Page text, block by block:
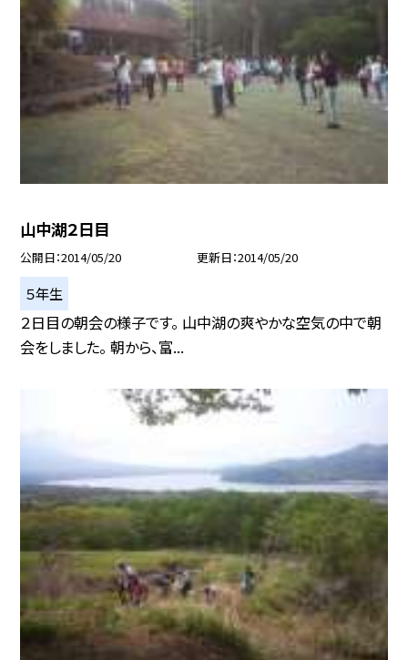
山中湖２日目
公開日 2014/05/20 更新日 2014/05/20
５年生
２日目の朝会の様子です。 山中湖の爽やかな空気の中で朝
会をしました。 朝から、富...